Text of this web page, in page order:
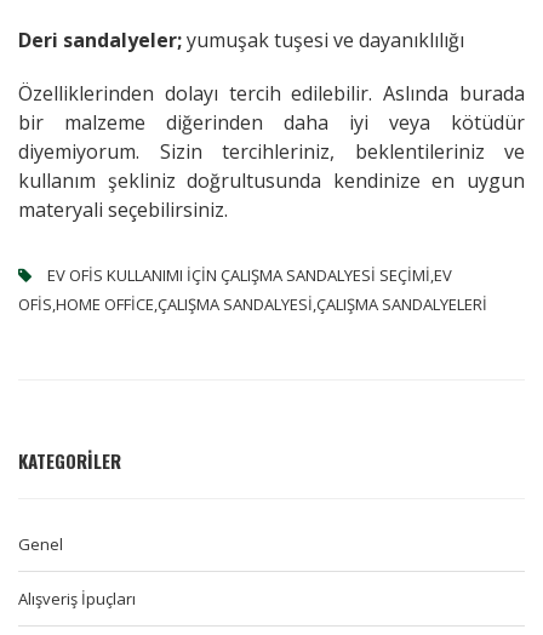
Deri sandalyeler;yumuşak tuşesi ve dayanıklılığı
Özelliklerinden dolayı tercih edilebilir. Aslında burada
bir malzeme diğerinden daha iyi veya kötüdür
diyemiyorum. Sizin tercihleriniz, beklentileriniz ve
kullanım şekliniz doğrultusunda kendinize en uygun
materyali seçebilirsiniz.
EV OFIS KULLANIMI IÇIN ÇALIŞMA SANDALYESI SEÇIMI,EV
OFIS,HOME OFFICE,ÇALIŞMA SANDALYESI,ÇALIŞMA SANDALYELERI
KATEGORILER
Genel
Alışveriş İpuçları